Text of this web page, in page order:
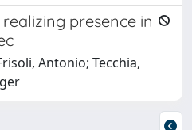
presence in
Antonio; Tecchia,